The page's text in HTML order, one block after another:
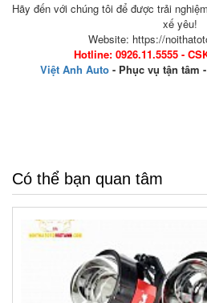
Hãy đến với chúng tôi để được trải
xế yêu!
Website: https://
Hotline: 0926.11.5555 -
Việt Anh Auto - Phục vụ tận tâm
Có thể bạn quan tâm